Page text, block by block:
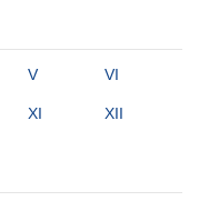
V VI
XI XII